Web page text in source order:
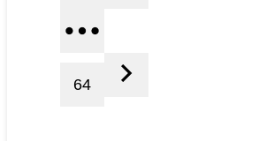
64